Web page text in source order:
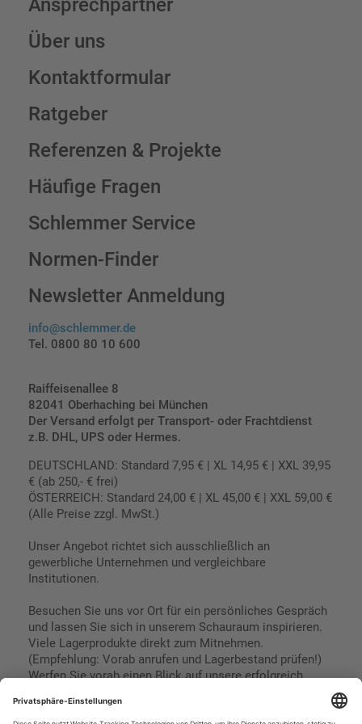
Ansprechpartner
Über uns
Kontaktformular
Ratgeber
Referenzen & Projekte
Häufige Fragen
Schlemmer Service
Normen-Finder
Newsletter Anmeldung
info@schlemmer.de
Tel. 0800 80 10 600
Raiffeisenallee 8
82041 Oberhaching bei München
Der Versand erfolgt per Transport- oder Frachtdienst
z.B. DHL, UPS oder Hermes.
DEUTSCHLAND: Standard 7,95 € | XL 14,95 € | XXL 39,95
€ (ab 250,- € frei)
ÖSTERREICH: Standard 24,00 € | XL 45,00 € | XXL 59,00 €
(Alle Preise zzgl. MwSt.)
Unser Angebot richtet sich ausschließlich an
gewerbliche Unternehmen und vergleichbare
Institutionen.
Besuchen Sie uns vor Ort für ein persönliches Gespräch
und lassen Sie sich in unserem Schauraum inspirieren.
Viele Lagerprodukte direkt zum Mitnehmen.
(Empfehlung: Vorab anrufen und Lagerbestand prüfen!)
Werfen Sie vorab einen Blick auf unsere erfolgreich